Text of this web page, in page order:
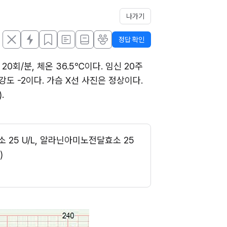
나가기
정답 확인
20회/분, 체온 36.5℃이다. 임신 20주
도 -2이다. 가슴 X선 사진은 정상이다.
25 U/L, 알라닌아미노전달효소 25